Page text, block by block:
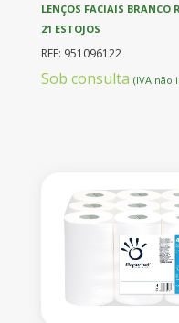
LENÇOS FACIAIS BRANCO
21 ESTOJOS
REF: 951096122
Sob consulta (IVA não